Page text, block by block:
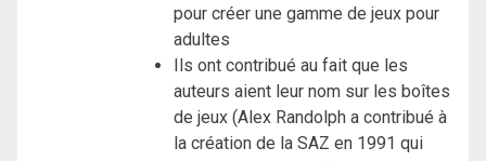
pour créer une gamme de jeux pour
adultes
Ils ont contribué au fait que les
auteurs aient leur nom sur les boîtes
de jeux (Alex Randolph a contribué à
la création de la SAZ en 1991 qui